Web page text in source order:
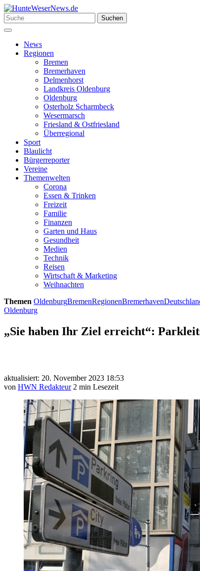
Zum
Inhalt
springen
Suchen
nach:
Suchen
Menü
News
Regionen
Bremen
Bremerhaven
Delmenhorst
Landkreis Oldenburg
Oldenburg
Osterholz Scharmbeck
Wesermarsch
Friesland & Ostfriesland
Überregional
Sport
Blaulicht
Bürgerreporter
Vereine
Themenwelten
Corona
Essen & Trinken
Freizeit
Familie
Finanzen
Garten und Haus
Gesundheit
Medien
Technik
Reisen
Wirtschaft & Marketing
Weihnachten
Themen OldenburgBremenRegionenBremerhaven
Oldenburg
„Sie haben Ihr Ziel erreicht“:
aktualisiert: 20. November 2023 18:53
von HWN Redakteur 2 min Lesezeit